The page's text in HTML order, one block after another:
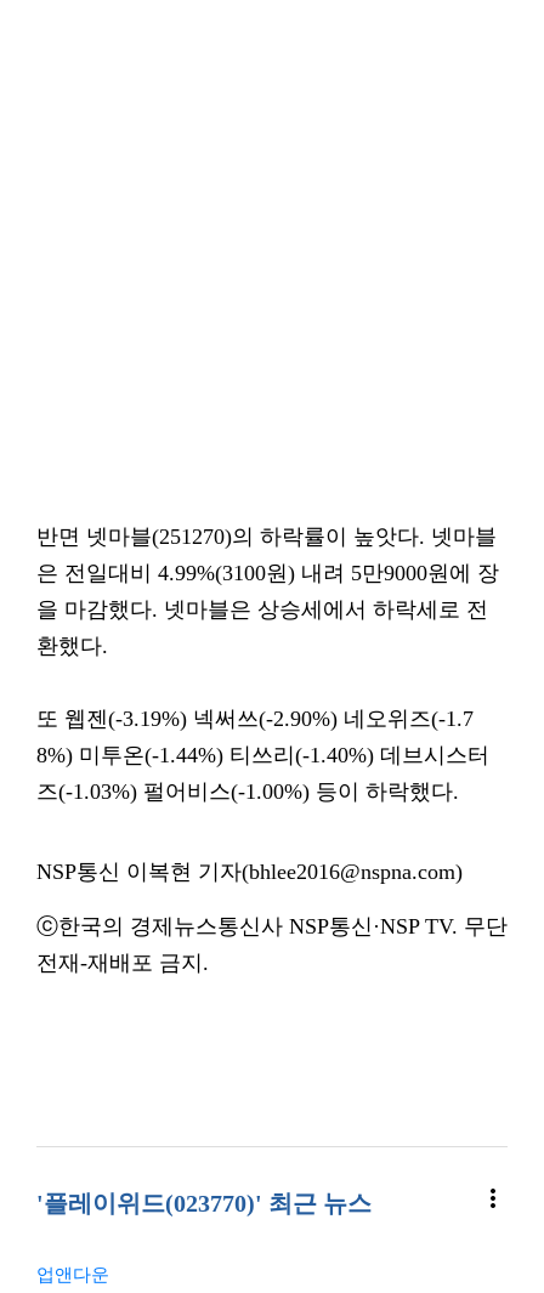
반면 넷마블(251270)의 하락률이 높앗다. 넷마블
은 전일대비 4.99%(3100원) 내려 5만9000원에 장
을 마감했다. 넷마블은 상승세에서 하락세로 전
환했다.
또 웹젠(-3.19%) 넥써쓰(-2.90%) 네오위즈(-1.7
8%) 미투온(-1.44%) 티쓰리(-1.40%) 데브시스터
즈(-1.03%) 펄어비스(-1.00%) 등이 하락했다.
NSP통신 이복현 기자(bhlee2016@nspna.com)
ⓒ한국의 경제뉴스통신사 NSP통신·NSP TV. 무단
전재-재배포 금지.
'플레이위드(023770)' 최근 뉴스 more_vert
업앤다운